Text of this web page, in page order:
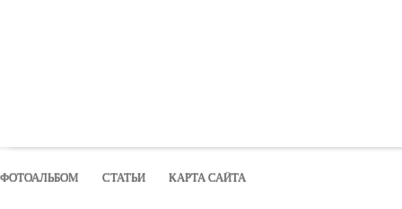
ФОТОАЛЬБОМ СТАТЬИ КАРТА САЙТА